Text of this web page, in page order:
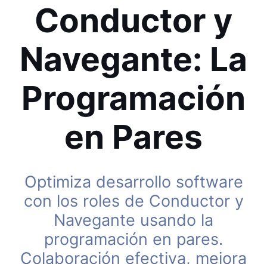
Conductor y
Navegante: La
Programación
en Pares
Optimiza desarrollo software
con los roles de Conductor y
Navegante usando la
programación en pares.
Colaboración efectiva, mejora